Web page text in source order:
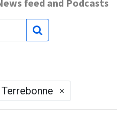
feed and Podcasts
×